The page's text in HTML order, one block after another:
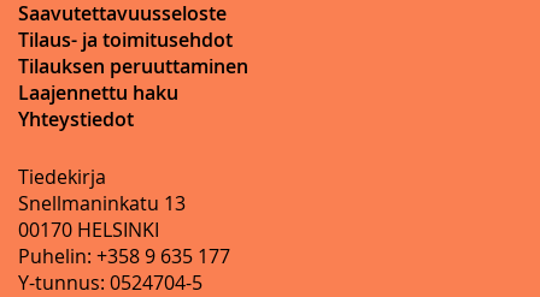
Saavutettavuusseloste
Tilaus- ja toimitusehdot
Tilauksen peruuttaminen
Laajennettu haku
Yhteystiedot
Tiedekirja
Snellmaninkatu 13
00170 HELSINKI
Puhelin: +358 9 635 177
Y-tunnus: 0524704-5